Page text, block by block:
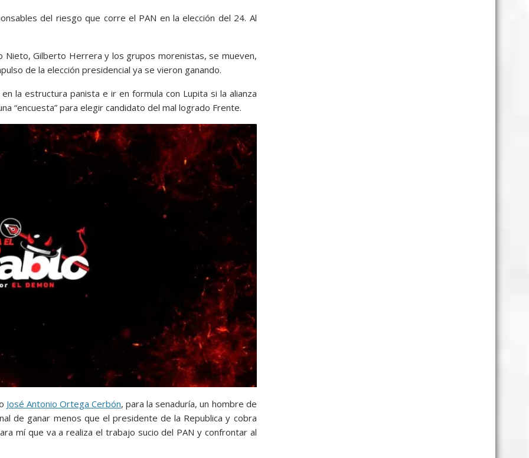
del riesgo que corre el PAN en la elección del 24. Al
Nieto, Gilberto Herrera y los grupos morenistas, se mueven,
de la elección presidencial ya se vieron ganando.
la estructura panista e ir en formula con Lupita si la alianza
“encuesta” para elegir candidato del mal logrado Frente.
José Antonio Ortega Cerbón, para la senaduría, un hombre de
de ganar menos que el presidente de la Republica y cobra
mí que va a realiza el trabajo sucio del PAN y confrontar al